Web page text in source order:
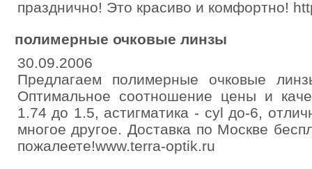
празднично! Это красиво и комфортно!
полимерные очковые линзы
30.09.2006
Предлагаем полимерные очковые
Оптимальное соотношение цены и
1.74 до 1.5, астигматика - cyl до-6,
многое другое. Доставка по Москве
пожалеете!www.terra-optik.ru